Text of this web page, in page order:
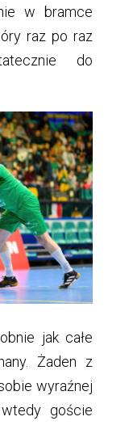
w bramce
raz po raz
do
jak całe
Żaden z
wyraźnej
goście